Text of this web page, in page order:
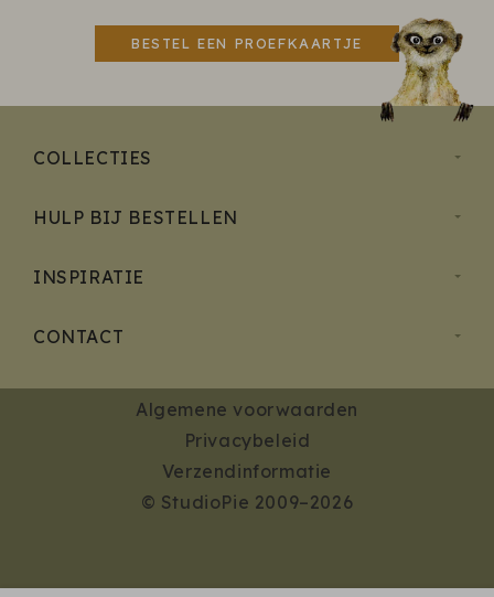
BESTEL EEN PROEFKAARTJE
COLLECTIES
HULP BIJ BESTELLEN
INSPIRATIE
CONTACT
Algemene voorwaarden
Privacybeleid
Verzendinformatie
© StudioPie 2009–2026